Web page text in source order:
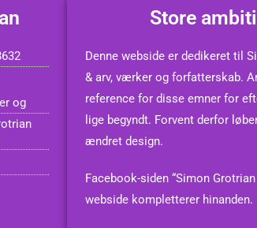
og
Store
Denne webside er dedikeret til
& arv, værker og forfatterskab.
reference for disse emner for
lige begyndt. Forvent derfor
ændret design.
Facebook-siden “Simon
webside kompletterer hinanden.